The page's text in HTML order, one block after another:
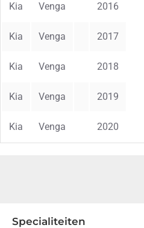
Kia Venga 2016
Kia Venga 2017
Kia Venga 2018
Kia Venga 2019
Kia Venga 2020
Specialiteiten